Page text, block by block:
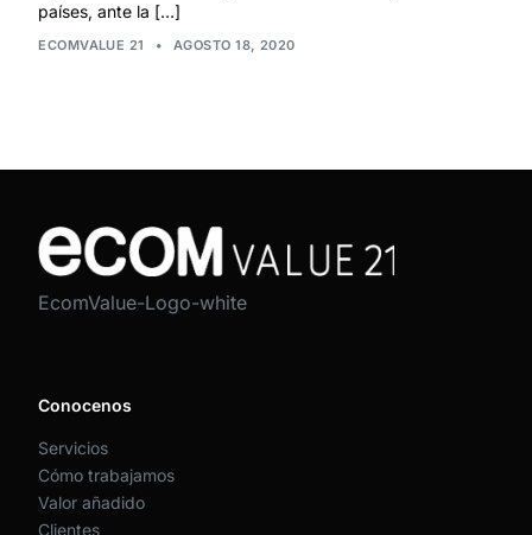
países, ante la […]
ECOMVALUE 21 • AGOSTO 18, 2020
EcomValue-Logo-white
Conocenos
Servicios
Cómo trabajamos
Valor añadido
Clientes